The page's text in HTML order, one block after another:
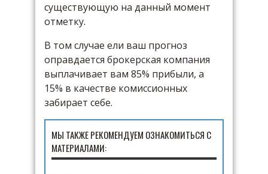
существующую на данный момент
отметку.
В том случае ели ваш прогноз
оправдается брокерская компания
выплачивает вам 85% прибыли, а
15% в качестве комиссионных
забирает себе.
МЫ ТАКЖЕ РЕКОМЕНДУЕМ ОЗНАКОМИТЬСЯ С
МАТЕРИАЛАМИ: